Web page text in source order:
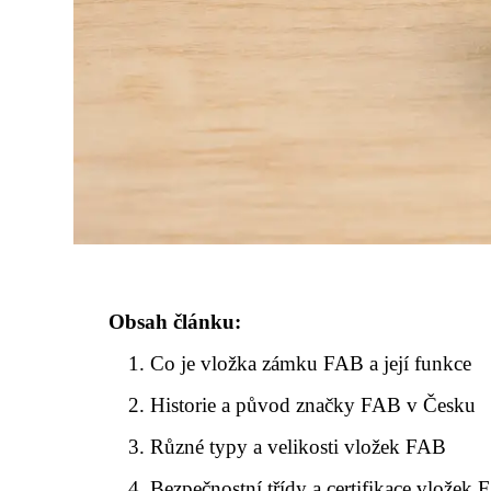
Obsah článku:
Co je vložka zámku FAB a její funkce
Historie a původ značky FAB v Česku
Různé typy a velikosti vložek FAB